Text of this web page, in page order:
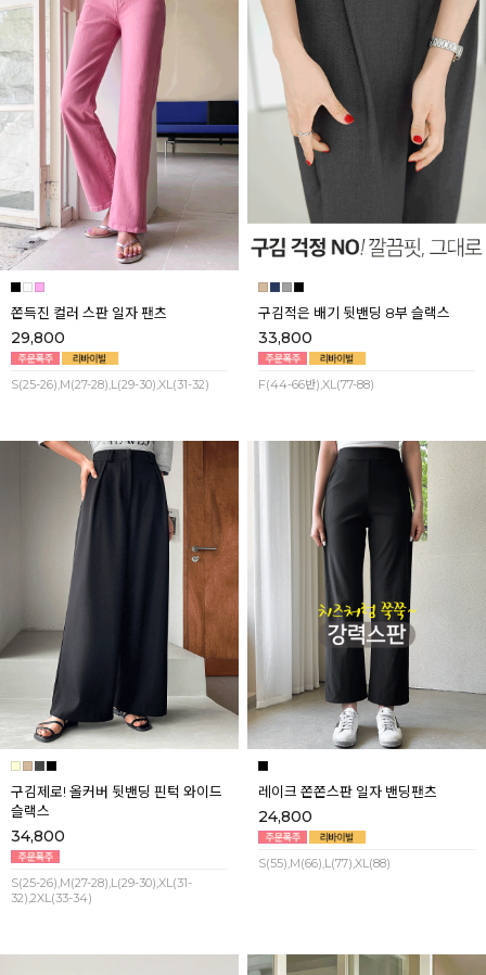
쫀득진 컬러 스판 일자 팬츠
29,800
S(25-26),M(27-28),L(29-30),XL(31-32)
구김적은 배기 뒷밴딩 8부 슬랙스
33,800
F(44-66반),XL(77-88)
구김제로! 올커버 뒷밴딩 핀턱 와이드
슬랙스
34,800
S(25-26),M(27-28),L(29-30),XL(31-
32),2XL(33-34)
레이크 쫀쫀스판 일자 밴딩팬츠
24,800
S(55),M(66),L(77),XL(88)